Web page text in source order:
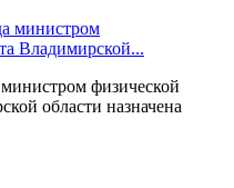
физической
области назначена